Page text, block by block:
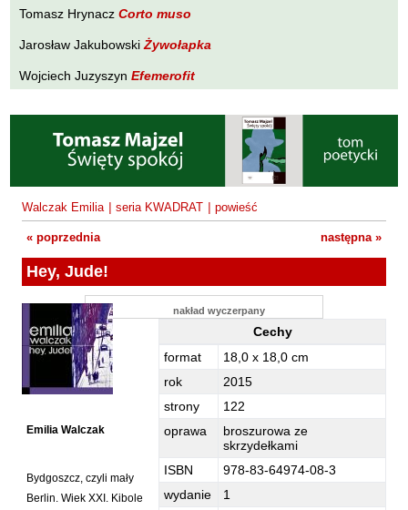
Drobnik Łukasz
Drzewucki Janusz
Fajfer Kazimierz
Fajfer Zenon
Filipowski Michał
Fluks Piotr
Frajlich Anna
Franczak Jerzy
Frenger Marek
Gedroyć Krzysztof
Gleń Adrian
Gondek Katarzyna
Grodecki Andrzej
Guillevic
Z DALA OD ZGIEŁKU Tadeusza Zubińskiego
Tomasz HrynaczCorto muso
Jarosław JakubowskiŻywołapka
Wojciech JuzyszynEfemerofit
Andrzej KopackiAgrygent
Zbigniew KosiorowskiNawrót
Kazimierz Kyrcz Jr Punk Ogito na grzybach
Artur Daniel Liskowacki
Grażyna ObrąpalskaPoprawki
Jakub Michał PawłowskiAgrestowe sny
Uta PrzybośCoraz
Gustaw Rajmus Królestwa
Rafał Sienkiewicz Smutny bóg
Andrzej Wojciechowski Nędza do całowania
Walczak Emilia seria KWADRAT powieść
« poprzednia następna »
Hey, Jude!
nakład wyczerpany
Hey, Jude! - Cechy
Cechy
format
18,0 x 18,0 cm
rok
2015
strony
122
oprawa
broszurowa ze
skrzydełkami
ISBN
978-83-64974-08-3
wydanie
1
Emilia Walczak
Bydgoszcz, czyli mały
Berlin. Wiek XXI. Kibole